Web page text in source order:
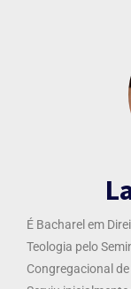
É Bacharel em
Teologia pelo
Congregacional